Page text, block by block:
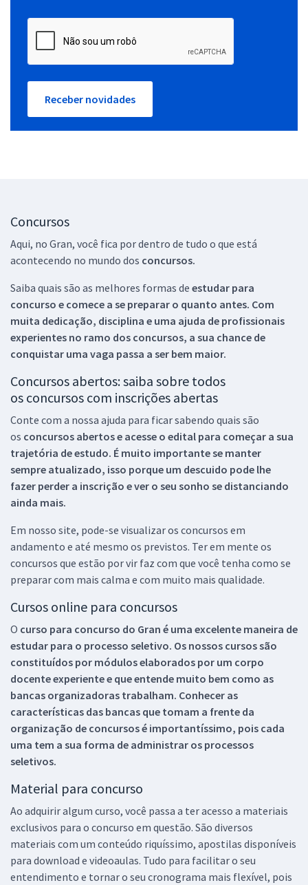
Receber novidades
Concursos
Aqui, no Gran, você fica por dentro de tudo o que está
acontecendo no mundo dos concursos.
Saiba quais são as melhores formas de estudar para
concurso e comece a se preparar o quanto antes. Com
muita dedicação, disciplina e uma ajuda de profissionais
experientes no ramo dos concursos, a sua chance de
conquistar uma vaga passa a ser bem maior.
Concursos abertos: saiba sobre todos
os concursos com inscrições abertas
Conte com a nossa ajuda para ficar sabendo quais são
os concursos abertos e acesse o edital para começar a sua
trajetória de estudo. É muito importante se manter
sempre atualizado, isso porque um descuido pode lhe
fazer perder a inscrição e ver o seu sonho se distanciando
ainda mais.
Em nosso site, pode-se visualizar os concursos em
andamento e até mesmo os previstos. Ter em mente os
concursos que estão por vir faz com que você tenha como se
preparar com mais calma e com muito mais qualidade.
Cursos online para concursos
O curso para concurso do Gran é uma excelente maneira de
estudar para o processo seletivo. Os nossos cursos são
constituídos por módulos elaborados por um corpo
docente experiente e que entende muito bem como as
bancas organizadoras trabalham. Conhecer as
características das bancas que tomam a frente da
organização de concursos é importantíssimo, pois cada
uma tem a sua forma de administrar os processos
seletivos.
Material para concurso
Ao adquirir algum curso, você passa a ter acesso a materiais
exclusivos para o concurso em questão. São diversos
materiais com um conteúdo riquíssimo, apostilas disponíveis
para download e videoaulas. Tudo para facilitar o seu
entendimento e tornar o seu cronograma mais flexível, pois